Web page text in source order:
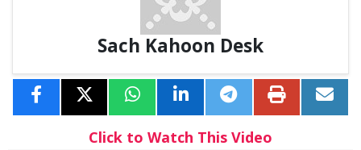
Sach Kahoon Desk
Click to Watch This Video